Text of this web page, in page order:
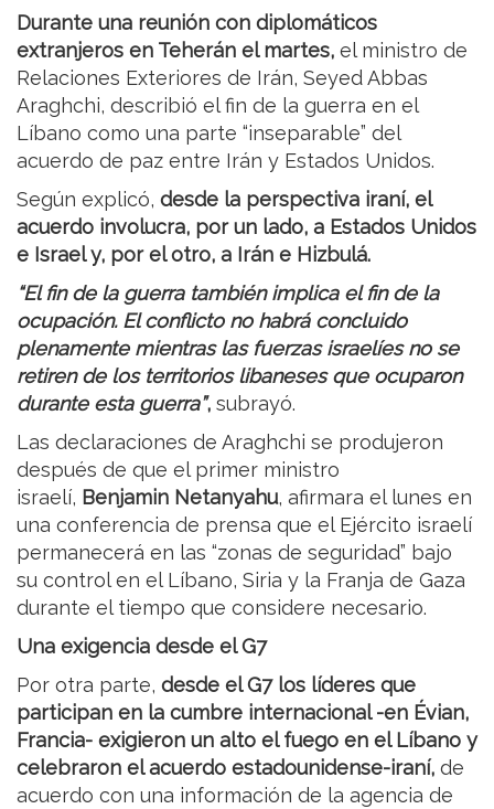
Durante una reunión con diplomáticos
extranjeros en Teherán el martes, el ministro de
Relaciones Exteriores de Irán, Seyed Abbas
Araghchi, describió el fin de la guerra en el
Líbano como una parte “inseparable” del
acuerdo de paz entre Irán y Estados Unidos.
Según explicó, desde la perspectiva iraní, el
acuerdo involucra, por un lado, a Estados Unidos
e Israel y, por el otro, a Irán e Hizbulá.
“El fin de la guerra también implica el fin de la
ocupación. El conflicto no habrá concluido
plenamente mientras las fuerzas israelíes no se
retiren de los territorios libaneses que ocuparon
durante esta guerra”, subrayó.
Las declaraciones de Araghchi se produjeron
después de que el primer ministro
israelí, Benjamin Netanyahu, afirmara el lunes en
una conferencia de prensa que el Ejército israelí
permanecerá en las “zonas de seguridad” bajo
su control en el Líbano, Siria y la Franja de Gaza
durante el tiempo que considere necesario.
Una exigencia desde el G7
Por otra parte, desde el G7 los líderes que
participan en la cumbre internacional -en Évian,
Francia- exigieron un alto el fuego en el Líbano y
celebraron el acuerdo estadounidense-iraní, de
acuerdo con una información de la agencia de